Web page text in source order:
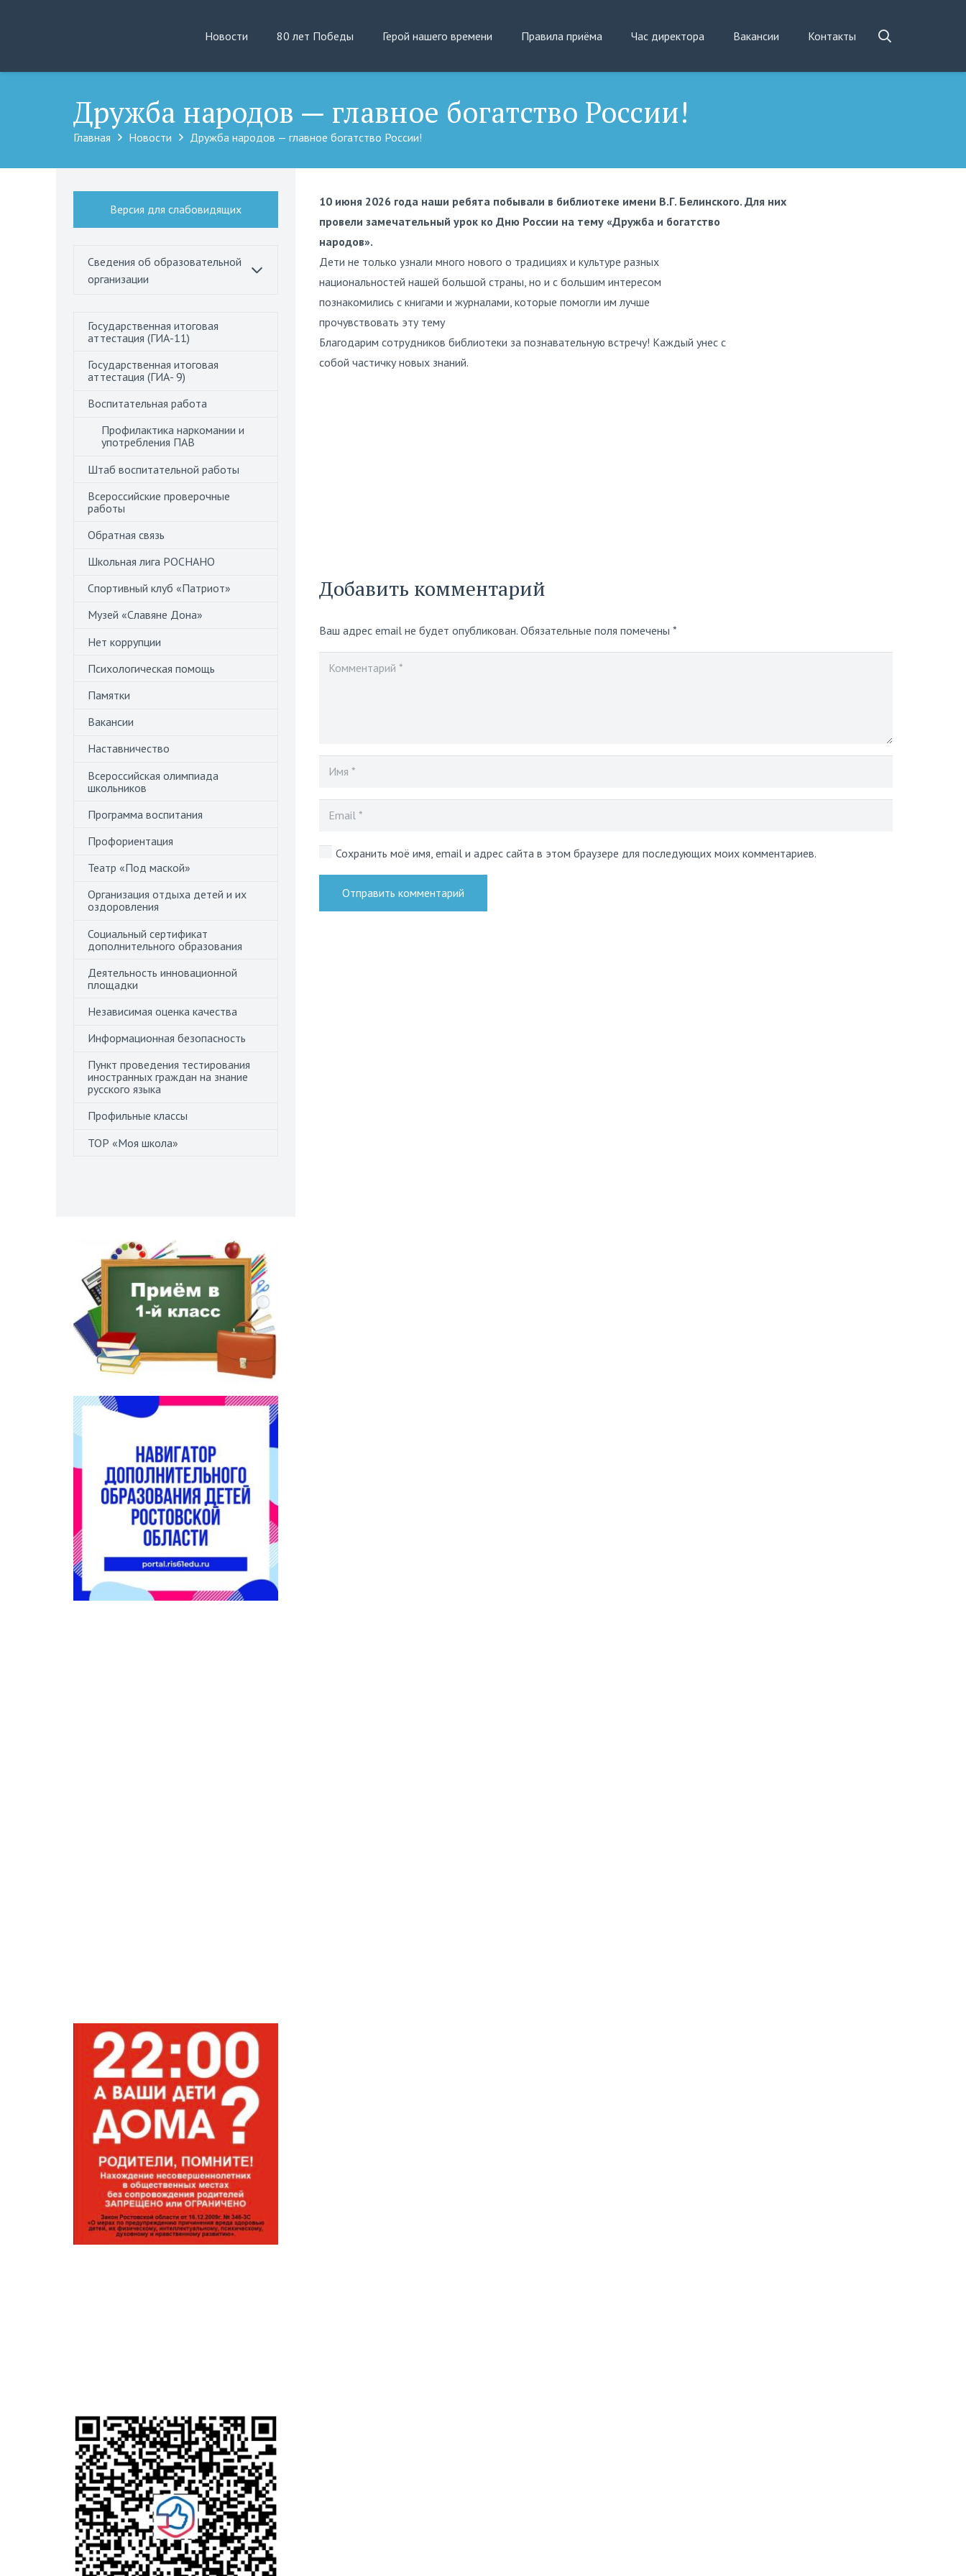
Новости 80 лет Победы Герой нашего времени Правила приёма Час директора Вакансии Контакты
Дружба народов — главное богатство России!
Главная Новости Дружба народов — главное богатство России!
10 июня 2026 года наши ребята побывали в библиотеке имени В.Г. Белинского. Для них
провели замечательный урок ко Дню России на тему «Дружба и богатство
народов».
Дети не только узнали много нового о традициях и культуре разных
национальностей нашей большой страны, но и с большим интересом
познакомились с книгами и журналами, которые помогли им лучше
прочувствовать эту тему
Благодарим сотрудников библиотеки за познавательную встречу! Каждый унес с
собой частичку новых знаний.
Добавить комментарий
Ваш адрес email не будет опубликован. Обязательные поля помечены *
Сохранить моё имя, email и адрес сайта в этом браузере для последующих моих комментариев.
Отправить комментарий
Версия для слабовидящих
Сведения об образовательной
организации
Государственная итоговая
аттестация (ГИА-11)
Государственная итоговая
аттестация (ГИА- 9)
Воспитательная работа
Профилактика наркомании и
употребления ПАВ
Штаб воспитательной работы
Всероссийские проверочные
работы
Обратная связь
Школьная лига РОСНАНО
Спортивный клуб «Патриот»
Музей «Славяне Дона»
Нет коррупции
Психологическая помощь
Памятки
Вакансии
Наставничество
Всероссийская олимпиада
школьников
Программа воспитания
Профориентация
Театр «Под маской»
Организация отдыха детей и их
оздоровления
Социальный сертификат
дополнительного образования
Деятельность инновационной
площадки
Независимая оценка качества
Информационная безопасность
Пункт проведения тестирования
иностранных граждан на знание
русского языка
Профильные классы
ТОР «Моя школа»